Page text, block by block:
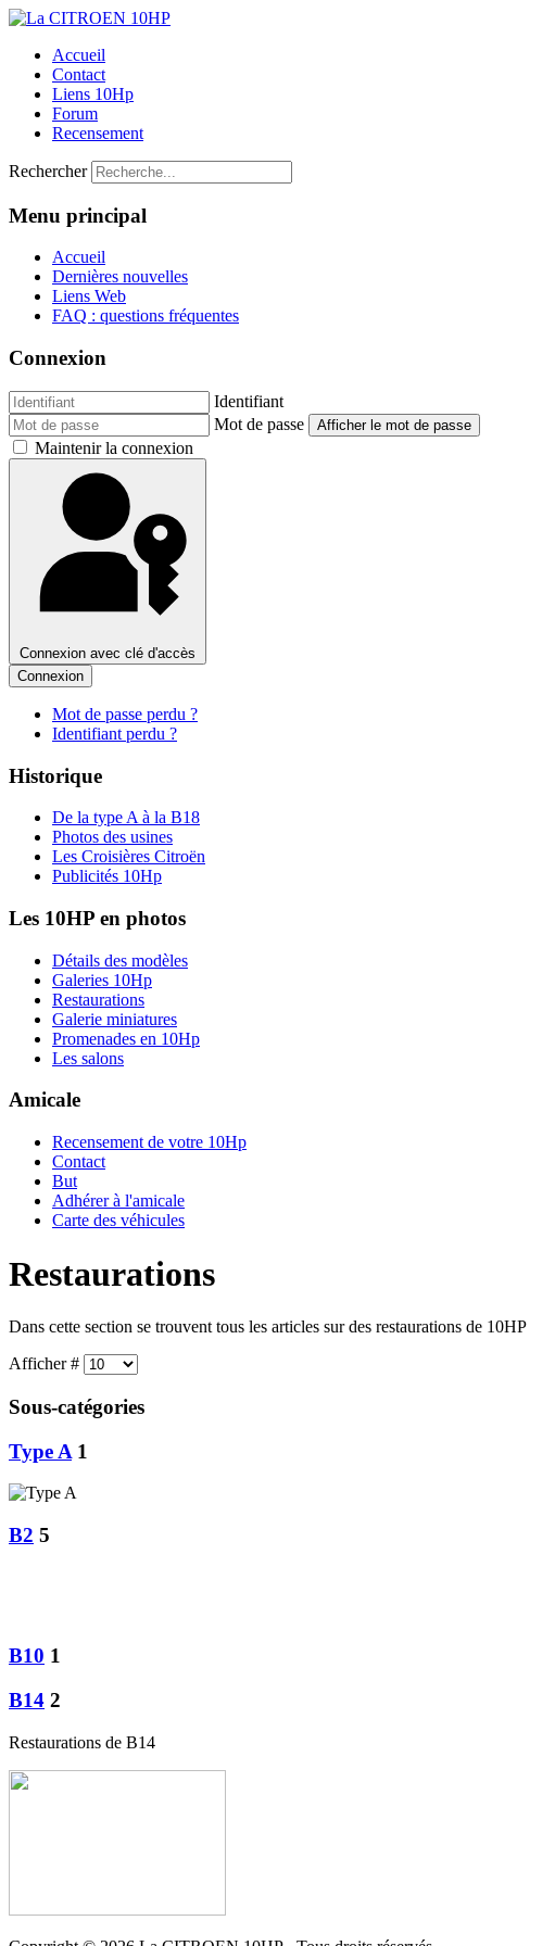
Accueil
Contact
Liens 10Hp
Forum
Recensement
Rechercher
Menu principal
Accueil
Dernières nouvelles
Liens Web
FAQ : questions fréquentes
Connexion
Identifiant
Mot de passe
Afficher le mot de passe
Maintenir la connexion
Connexion avec clé d'accès
Connexion
Mot de passe perdu ?
Identifiant perdu ?
Historique
De la type A à la B18
Photos des usines
Les Croisières Citroën
Publicités 10Hp
Les 10HP en photos
Détails des modèles
Galeries 10Hp
Restaurations
Galerie miniatures
Promenades en 10Hp
Les salons
Amicale
Recensement de votre 10Hp
Contact
But
Adhérer à l'amicale
Carte des véhicules
Restaurations
Dans cette section se trouvent tous les articles sur des restaurations de 10HP
Afficher #
Sous-catégories
Type A 1
B2 5
B10 1
B14 2
Restaurations de B14